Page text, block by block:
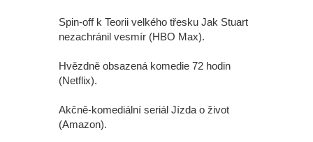
Spin-off k Teorii velkého třesku Jak Stuart
nezachránil vesmír (HBO Max).
Hvězdně obsazená komedie 72 hodin
(Netflix).
Akčně-komediální seriál Jízda o život
(Amazon).